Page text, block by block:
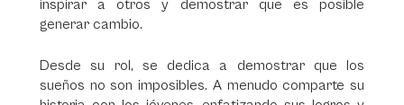
inspirar a otros y demostrar que es posible
generar cambio.
Desde su rol, se dedica a demostrar que los
sueños no son imposibles. A menudo comparte su